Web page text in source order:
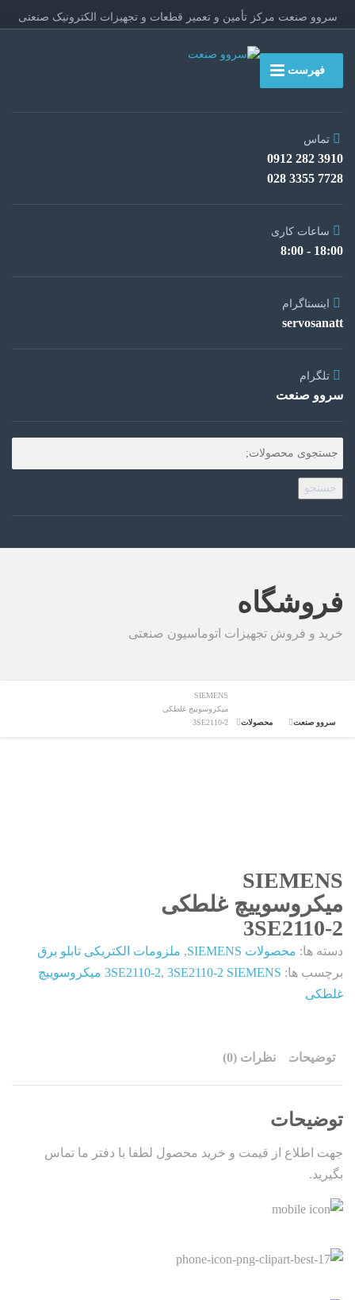
سروو صنعت مرکز تأمین و تعمیر قطعات و تجهیزات الکترونیک صنعتی
فهرست
تماس
3910 282 0912
7728 3355 028
ساعات کاری
18:00 - 8:00
اینستاگرام
servosanatt
تلگرام
سروو صنعت
جستجو
فروشگاه
خرید و فروش تجهیزات اتوماسیون صنعتی
سروو صنعت محصولات
SIEMENS
میکروسوییچ غلطکی
3SE2110-2
SIEMENS
میکروسوییچ غلطکی
3SE2110-2
دسته ها: محصولات SIEMENS , ملزومات الکتریکی تابلو برق
برچسب ها:
3SE2110-2,
3SE2110-2 SIEMENS میکروسوییچ
غلطکی
توضیحات نظرات (0)
توضیحات
جهت اطلاع از قیمت و خرید محصول لطفا با دفتر ما تماس
بگیرید.